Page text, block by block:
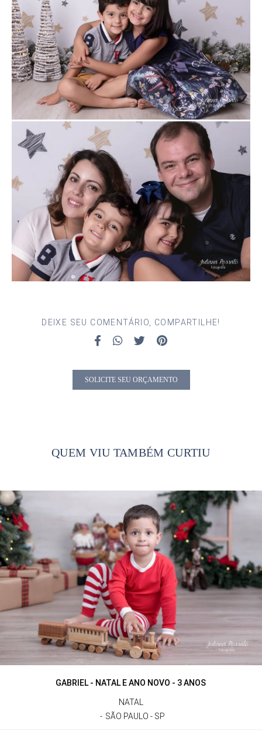
DEIXE SEU COMENTÁRIO, COMPARTILHE!
SOLICITE SEU ORÇAMENTO
QUEM VIU TAMBÉM CURTIU
GABRIEL - NATAL E ANO NOVO - 3 ANOS
NATAL
SÃO PAULO - SP